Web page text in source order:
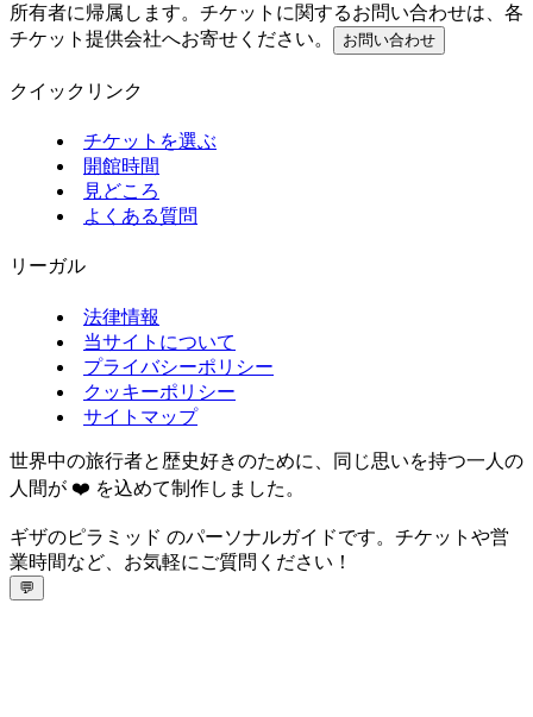
所有者に帰属します。チケットに関するお問い合わせは、各
チケット提供会社へお寄せください。
お問い合わせ
クイックリンク
チケットを選ぶ
開館時間
見どころ
よくある質問
リーガル
法律情報
当サイトについて
プライバシーポリシー
クッキーポリシー
サイトマップ
世界中の旅行者と歴史好きのために、同じ思いを持つ一人の
人間が ❤️ を込めて制作しました。
ギザのピラミッド のパーソナルガイドです。チケットや営
業時間など、お気軽にご質問ください！
💬